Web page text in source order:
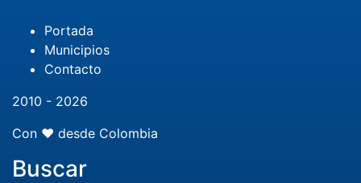
Portada
Municipios
Contacto
2010 - 2026
Con ❤️ desde Colombia
Buscar